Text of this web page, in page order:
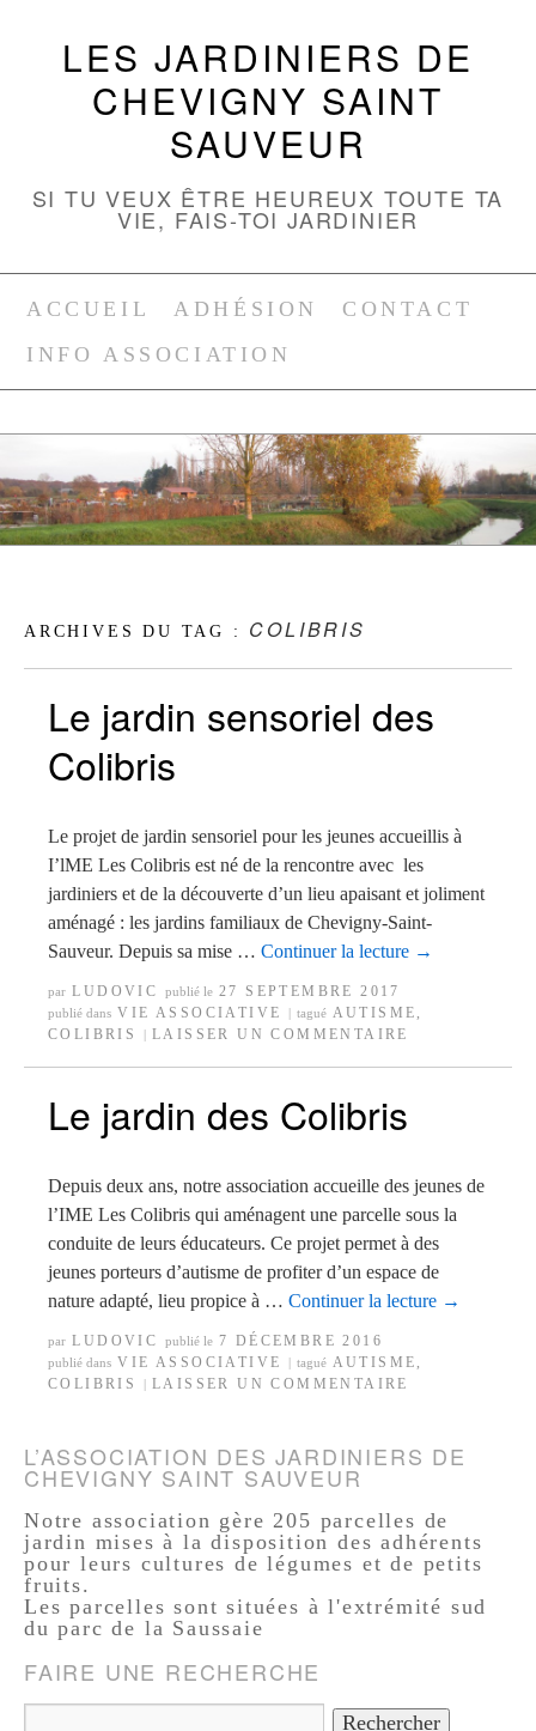
LES JARDINIERS DE
CHEVIGNY SAINT
SAUVEUR
SI TU VEUX ÊTRE HEUREUX TOUTE TA
VIE, FAIS-TOI JARDINIER
ACCUEIL ADHÉSION
CONTACT
INFO ASSOCIATION
ARCHIVES DU TAG : COLIBRIS
Le jardin sensoriel des
Colibris
Le projet de jardin sensoriel pour les jeunes accueillis à
I’lME Les Colibris est né de la rencontre avec les
jardiniers et de la découverte d’un lieu apaisant et joliment
aménagé : les jardins familiaux de Chevigny-Saint-
Sauveur. Depuis sa mise … Continuer la lecture →
par LUDOVIC publié le 27 SEPTEMBRE 2017
publié dans VIE ASSOCIATIVE tagué AUTISME ,
COLIBRIS
LAISSER UN COMMENTAIRE
Le jardin des Colibris
Depuis deux ans, notre association accueille des jeunes de
l’IME Les Colibris qui aménagent une parcelle sous la
conduite de leurs éducateurs. Ce projet permet à des
jeunes porteurs d’autisme de profiter d’un espace de
nature adapté, lieu propice à … Continuer la lecture →
par LUDOVIC publié le 7 DÉCEMBRE 2016
publié dans VIE ASSOCIATIVE tagué AUTISME ,
COLIBRIS
LAISSER UN COMMENTAIRE
L’ASSOCIATION DES JARDINIERS DE
CHEVIGNY SAINT SAUVEUR
Notre association gère 205 parcelles de
jardin mises à la disposition des adhérents
pour leurs cultures de légumes et de petits
fruits.
Les parcelles sont situées à l'extrémité sud
du parc de la Saussaie
FAIRE UNE RECHERCHE